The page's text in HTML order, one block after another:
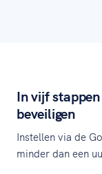
In vijf
beveiligen
Instellen via de
minder dan een